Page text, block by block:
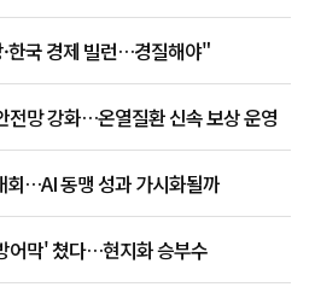
한국 경제 빌런…경질해야"
전망 강화…온열질환 신속 보상 운영
회…AI 동맹 성과 가시화될까
어막' 쳤다…현지화 승부수